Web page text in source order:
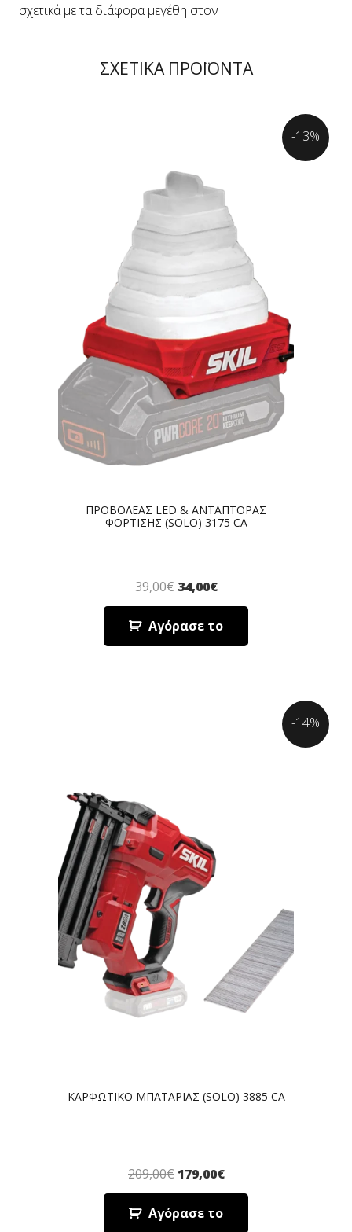
σχετικά με τα διάφορα μεγέθη στον
ΣΧΕΤΙΚΑ ΠΡΟΪΟΝΤΑ
ΠΡΟΒΟΛΕΑΣ LED & ΑΝΤΑΠΤΟΡΑΣ
ΦΟΡΤΙΣΗΣ (SOLO) 3175 CA
39,00€ 34,00€
Αγόρασε το
-13%
ΚΑΡΦΩΤΙΚΟ ΜΠΑΤΑΡΙΑΣ (SOLO) 3885 CA
209,00€ 179,00€
Αγόρασε το
-14%